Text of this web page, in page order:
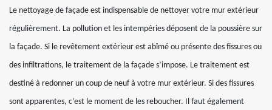
Le nettoyage de façade est indispensable de nettoyer votre mur extérieur
régulièrement. La pollution et les intempéries déposent de la poussière sur
la façade. Si le revêtement extérieur est abîmé ou présente des fissures ou
des infiltrations, le traitement de la façade s’impose. Le traitement est
destiné à redonner un coup de neuf à votre mur extérieur. Si des fissures
sont apparentes, c’est le moment de les reboucher. Il faut également